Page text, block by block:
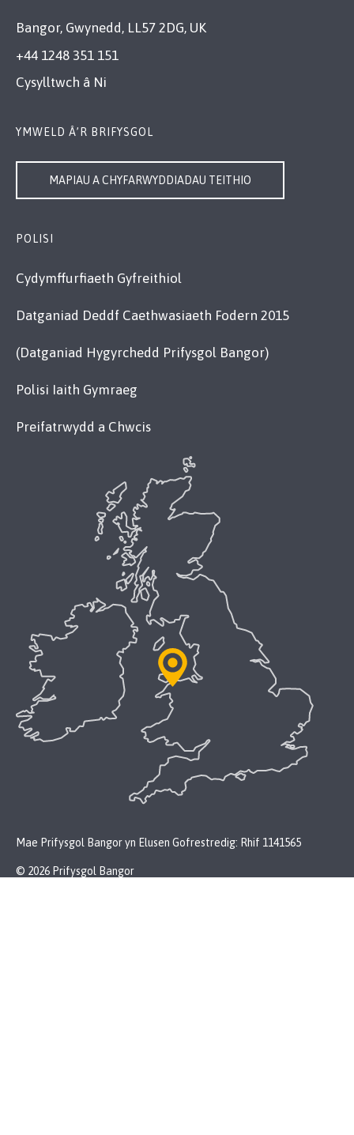
Bangor, Gwynedd, LL57 2DG, UK
+44 1248 351 151
Cysylltwch â Ni
YMWELD Â’R BRIFYSGOL
MAPIAU A CHYFARWYDDIADAU TEITHIO
POLISI
Cydymffurfiaeth Gyfreithiol
Datganiad Deddf Caethwasiaeth Fodern 2015
(Datganiad Hygyrchedd Prifysgol Bangor)
Polisi Iaith Gymraeg
Preifatrwydd a Chwcis
Mae Prifysgol Bangor yn Elusen Gofrestredig: Rhif 1141565
© 2026 Prifysgol Bangor